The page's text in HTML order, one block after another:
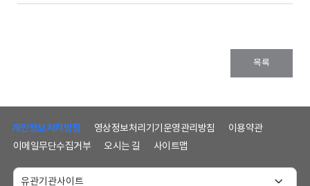
목록
개인정보처리방침 영상정보처리기기운영관리방침
이용약관
이메일무단수집거부
오시는 길 사이트맵